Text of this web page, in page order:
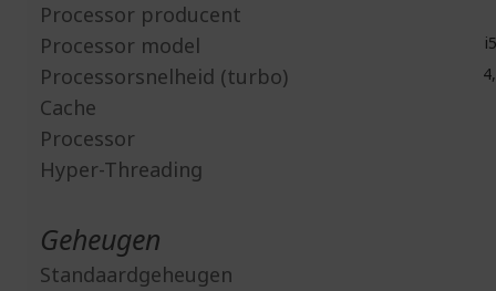
Processor producent
Processor model
Processorsnelheid (turbo)
Cache
Processor
Hyper-Threading
Geheugen
Standaardgeheugen